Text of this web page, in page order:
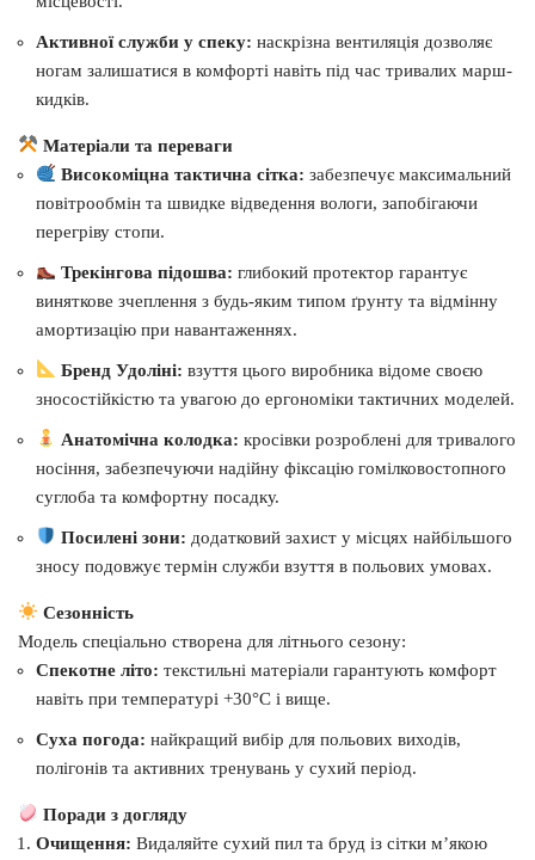
Активної служби у спеку: наскрізна вентиляція дозволяє
ногам залишатися в комфорті навіть під час тривалих марш-
кидків.
Матеріали та переваги
Високоміцна тактична сітка: забезпечує максимальний
повітрообмін та швидке відведення вологи, запобігаючи
перегріву стопи.
Трекінгова підошва: глибокий протектор гарантує
виняткове зчеплення з будь-яким типом ґрунту та відмінну
амортизацію при навантаженнях.
Бренд Удоліні: взуття цього виробника відоме своєю
зносостійкістю та увагою до ергономіки тактичних моделей.
Анатомічна колодка: кросівки розроблені для тривалого
носіння, забезпечуючи надійну фіксацію гомілковостопного
суглоба та комфортну посадку.
Посилені зони: додатковий захист у місцях найбільшого
зносу подовжує термін служби взуття в польових умовах.
Сезонність
Модель спеціально створена для літнього сезону:
Спекотне літо: текстильні матеріали гарантують комфорт
навіть при температурі +30°C і вище.
Суха погода: найкращий вибір для польових виходів,
полігонів та активних тренувань у сухий період.
Поради з догляду
Очищення: Видаляйте сухий пил та бруд із сітки м’якою